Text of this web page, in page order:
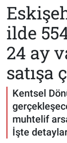
ilde
24 ay
satışa
Kentsel
muhtelif
İşte
DÜNYA
SAĞLIK
MAGAZİN
KADIN
YEMEK
Eskişehir
Eskişehir
Süper
Tüm
Son
Haber